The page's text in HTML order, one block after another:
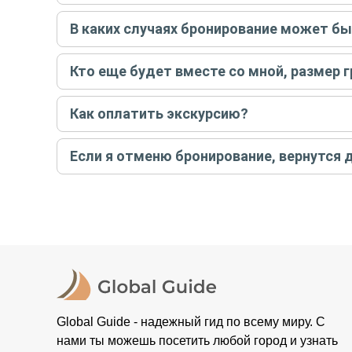
Достаточно перейти по ссылке «Задать вопрос» и
бронируйте экскурсию.Задать вопрос.
В каких случаях бронирование может
Только в случае неблагоприятных погодных
вас об отмене, а мы вернем предоплату на карту. Во
Кто еще будет вместе со мной, размер
Если экскурсия индивидуальная, гид проведет
условий конкретной экскурсии.
Как оплатить экскурсию?
Создайте заказ на удобную дату и время, и
контакты организатора и точное место встречи.
Если я отменю бронирование, вернутся
Global Guide - надежный гид по всему миру. С
нами ты можешь посетить любой город и узнать